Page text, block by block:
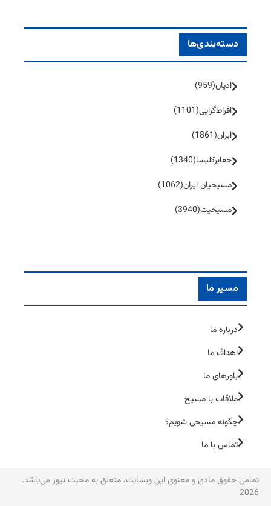
دسته‌بندی‌ها
ادیان(959)
افراط‌گرایی(1101)
ایران(1861)
جفا‌بر‌کلیسا(1340)
مسیحیان ایران(1062)
مسیحیت(3940)
مسیر ما
درباره ما
اهداف ما
باورهای ما
ملاقات با مسیح
چگونه مسیحی شویم؟
تماس با ما
تمامی حقوق مادی و معنوی این وبسایت، متعلق به محبت نیوز می‌یاشد.
2026